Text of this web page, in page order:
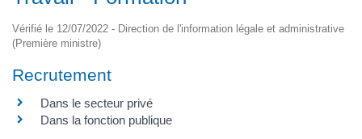
Vérifié le 12/07/2022 - Direction de l'information légale et administrative
(Première ministre)
Recrutement
Dans le secteur privé
Dans la fonction publique